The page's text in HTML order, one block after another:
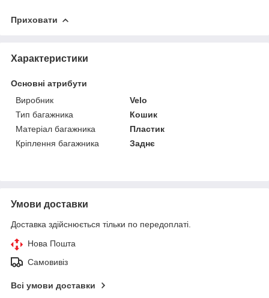
Приховати
Характеристики
Основні атрибути
Виробник
Velo
Тип багажника
Кошик
Матеріал багажника
Пластик
Кріплення багажника
Заднє
Умови доставки
Доставка здійснюється тільки по передоплаті.
Нова Пошта
Самовивіз
Всі умови доставки